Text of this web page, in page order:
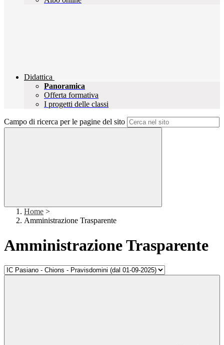
Didattica
Panoramica
Offerta formativa
I progetti delle classi
Campo di ricerca per le pagine del sito
Home >
Amministrazione Trasparente
Amministrazione Trasparente